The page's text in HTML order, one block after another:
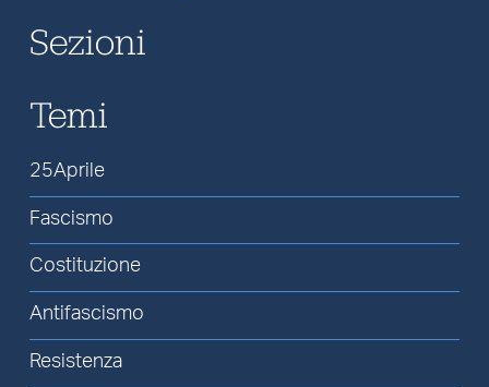
Sezioni
Temi
25Aprile
Fascismo
Costituzione
Antifascismo
Resistenza